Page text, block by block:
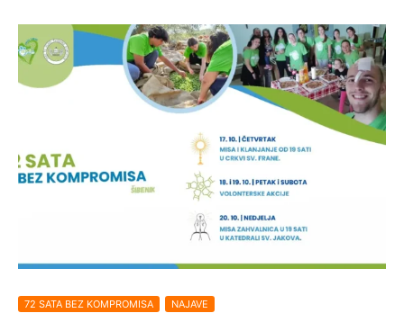
72 SATA BEZ KOMPROMISA NAJAVE